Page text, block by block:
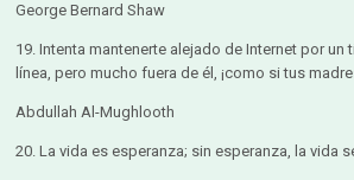
George Bernard Shaw
19. Intenta mantenerte alejado de Internet por
línea, pero mucho fuera de él, ¡como si tus
Abdullah Al-Mughlooth
20. La vida es esperanza; sin esperanza, la vida